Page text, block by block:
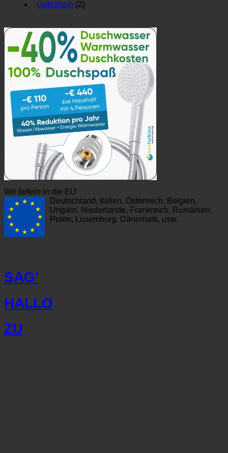
Gutschein (2)
Wir liefern in die EU
Deutschland, Italien, Österreich, Belgien,
Ungarn, Niederlande, Frankreich, Rumänien,
Polen, Luxemburg, Dänemark, usw.
SAG'
HALLO
ZU